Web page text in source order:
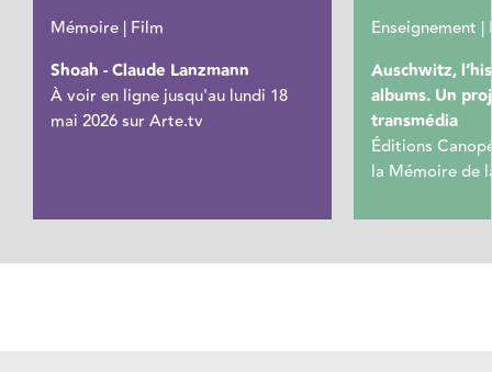
Mémoire | Film
Shoah - Claude Lanzmann
À voir en ligne jusqu'au lundi 18
mai 2026 sur Arte.tv
Enseignement
Auschwitz,
albums. Un
transmédia
Éditions
la Mémoire de